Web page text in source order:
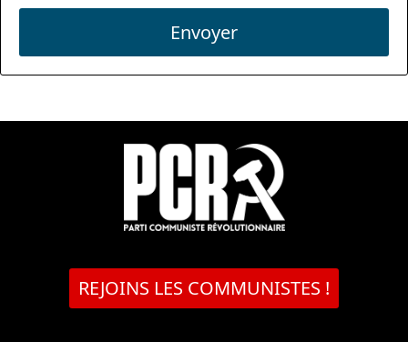
Envoyer
REJOINS LES COMMUNISTES !